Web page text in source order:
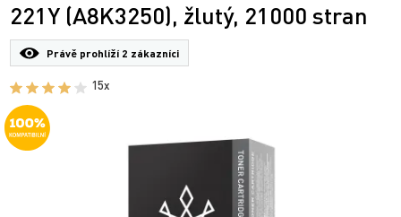
221Y (A8K3250), žlutý, 21000 stran
Právě prohlíží 2 zákazníci
15x